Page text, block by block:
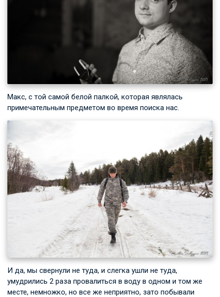
Макс, с той самой белой палкой, которая являлась
примечательным предметом во время поиска нас.
И да, мы свернули не туда, и слегка ушли не туда,
умудрились 2 раза провалиться в воду в одном и том же
месте, немножко, но все же неприятно, зато побывали